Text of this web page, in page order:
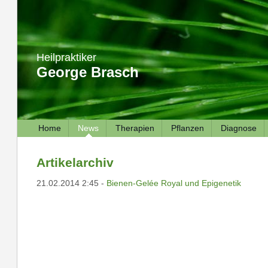
Heilpraktiker
George Brasch
Home News Therapien Pflanzen Diagnose
Artikelarchiv
21.02.2014 2:45 - Bienen-Gelée Royal und Epigenetik